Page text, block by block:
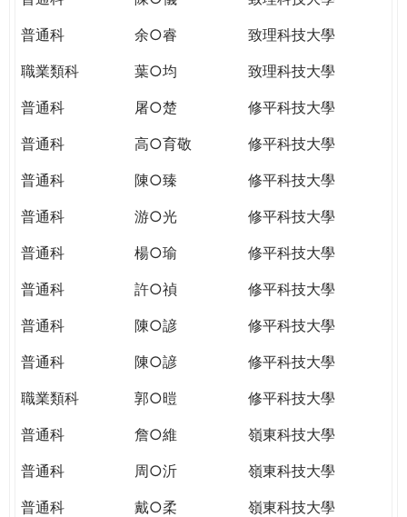
普通科
余○睿
致理科技大學
職業類科
葉○均
致理科技大學
普通科
屠○楚
修平科技大學
普通科
高○育敬
修平科技大學
普通科
陳○臻
修平科技大學
普通科
游○光
修平科技大學
普通科
楊○瑜
修平科技大學
普通科
許○禎
修平科技大學
普通科
陳○諺
修平科技大學
普通科
陳○諺
修平科技大學
職業類科
郭○暟
修平科技大學
普通科
詹○維
嶺東科技大學
普通科
周○沂
嶺東科技大學
普通科
戴○柔
嶺東科技大學